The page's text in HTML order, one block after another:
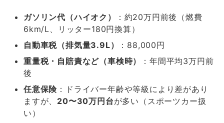
ガソリン代（ハイオク）
：約20万円前後（燃費
6km/L、リッター180円換算）
自動車税（排気量3.9L）
：88,000円
重量税・自賠責など（車検時）
：年間平均3万円前
後
任意保険 ：ドライバー年齢や等級により差があり
ますが、 20〜30万円台が多い（スポーツカー扱
い）